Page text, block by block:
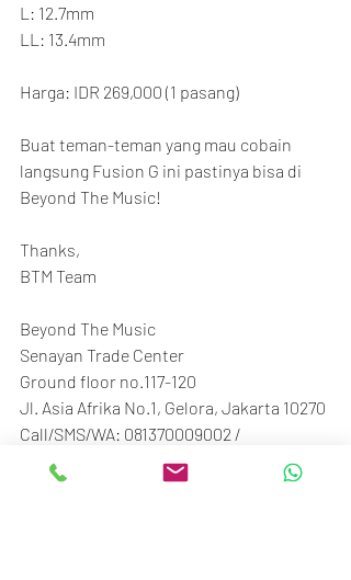
L: 12.7mm
LL: 13.4mm
Harga: IDR 269,000 (1 pasang)
Buat teman-teman yang mau cobain
langsung Fusion G ini pastinya bisa di
Beyond The Music!
Thanks,
BTM Team
Beyond The Music
Senayan Trade Center
Ground floor no.117-120
Jl. Asia Afrika No.1, Gelora, Jakarta 10270
Call/SMS/WA: 081370009002 /
081370006807